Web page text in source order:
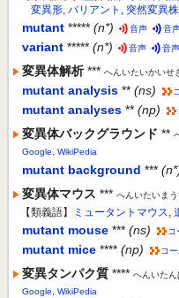
変異形, バリアント , 突然変異株
mutant ***** (n*) 音声 音
variant ***** (n*) 音声 音声
変異体解析 *** へんいたいかいせ
mutant analysis ** (ns)
mutant analyses ** (np)
変異体バックグラウンド **
Google
WikiPedia
mutant background ***
変異体マウス *** へんいたいま
【類義語】 ミュータントマウス,
mutant mouse *** (ns) コ
mutant mice **** (np) コ
変異タンパク質 **** へんいたん
Google
WikiPedia